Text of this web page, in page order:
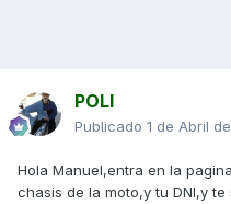
POLI
Publicado 1 de Abril
Hola Manuel,entra en la
chasis de la moto,y tu DNI,y